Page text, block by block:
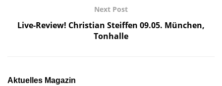
Next Post
Live-Review! Christian Steiffen 09.05. München,
Tonhalle
Aktuelles Magazin